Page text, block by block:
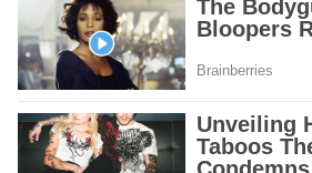
Advertisement